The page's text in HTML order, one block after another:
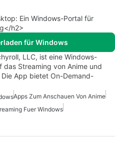
Ein Windows-Portal für
h2>
für Windows
LLC, ist eine Windows-
Streaming von Anime und
App bietet On-Demand-
Apps Zum Anschauen Von Anime
Fuer Windows